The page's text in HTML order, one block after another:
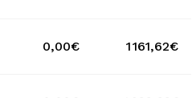
0,00€ 1 161,62€